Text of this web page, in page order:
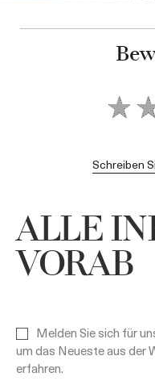
Schreiben
ALLE
VORAB
Melden Sie sich für
um das Neueste aus der
erfahren.